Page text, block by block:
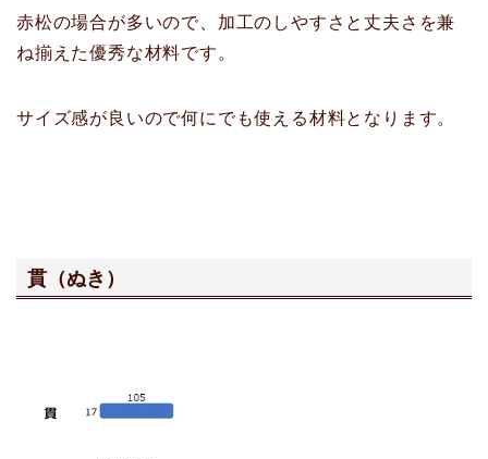
赤松の場合が多いので、加工のしやすさと丈夫さを兼
ね揃えた優秀な材料です。
サイズ感が良いので何にでも使える材料となります。
貫（ぬき）